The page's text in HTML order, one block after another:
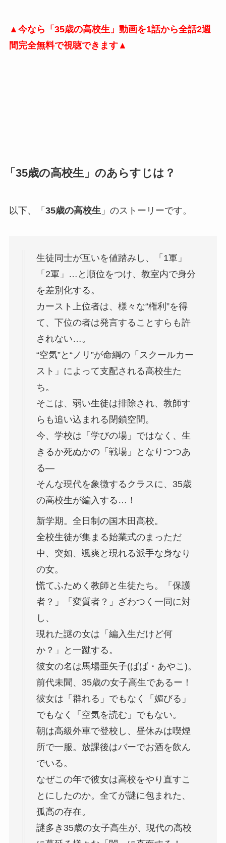
▲今なら「35歳の高校生」動画を1話から全話2週
間完全無料で視聴できます▲
「 35歳の高校生 」のあらすじは？
以下、「 35歳の高校生 」のストーリーです。
生徒同士が互いを値踏みし、「1軍」
「2軍」…と順位をつけ、教室内で身分
を差別化する。
カースト上位者は、様々な“権利”を得
て、下位の者は発言することすらも許
されない…。
“空気”と“ノリ”が命綱の「スクールカー
スト」によって支配される高校生た
ち。
そこは、弱い生徒は排除され、教師す
らも追い込まれる閉鎖空間。
今、学校は「学びの場」ではなく、生
きるか死ぬかの「戦場」となりつつあ
る―
そんな現代を象徴するクラスに、35歳
の高校生が編入する…！
新学期。全日制の国木田高校。
全校生徒が集まる始業式のまっただ
中、突如、颯爽と現れる派手な身なり
の女。
慌てふためく教師と生徒たち。「保護
者？」「変質者？」ざわつく一同に対
し、
現れた謎の女は「編入生だけど何
か？」と一蹴する。
彼女の名は馬場亜矢子(ばば・あやこ)。
前代未聞、35歳の女子高生であるー！
彼女は「群れる」でもなく「媚びる」
でもなく「空気を読む」でもない。
朝は高級外車で登校し、昼休みは喫煙
所で一服。放課後はバーでお酒を飲ん
でいる。
なぜこの年で彼女は高校をやり直すこ
とにしたのか。全てが謎に包まれた、
孤高の存在。
謎多き35歳の女子高生が、現代の高校